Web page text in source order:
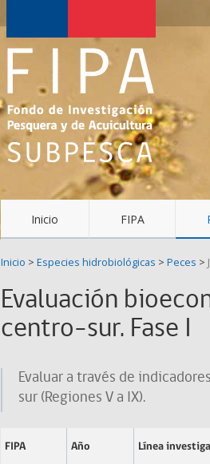
de
Investigación
Pesquera
y
Acuicultura
(FIPA)-
SUBPESCA
Inicio FIPA
Inicio > Especies hidrobiológicas > Peces >
Evaluación
centro-sur. Fase I
Evaluar a través de
sur (Regiones V a IX).
FIPA Año Línea